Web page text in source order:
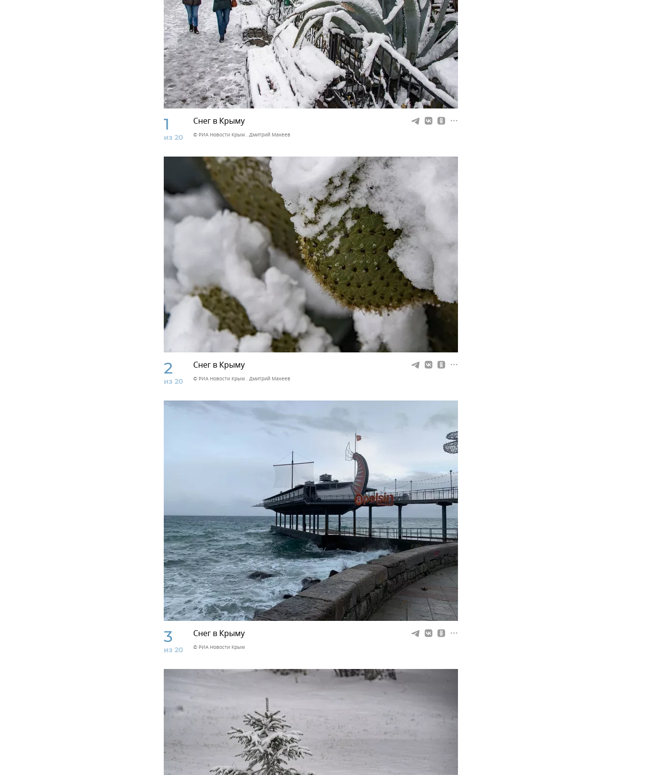
1
из 20
Снег в Крыму
© РИА Новости Крым . Дмитрий Макеев
2
из 20
Снег в Крыму
© РИА Новости Крым . Дмитрий Макеев
3
из 20
Снег в Крыму
© РИА Новости Крым